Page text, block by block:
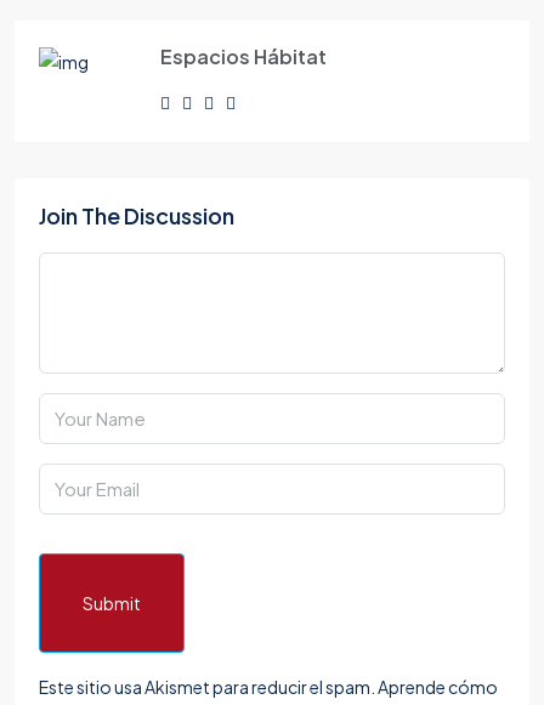
Espacios Hábitat
Join The Discussion
Submit
Este sitio usa Akismet para reducir el spam. Aprende cómo